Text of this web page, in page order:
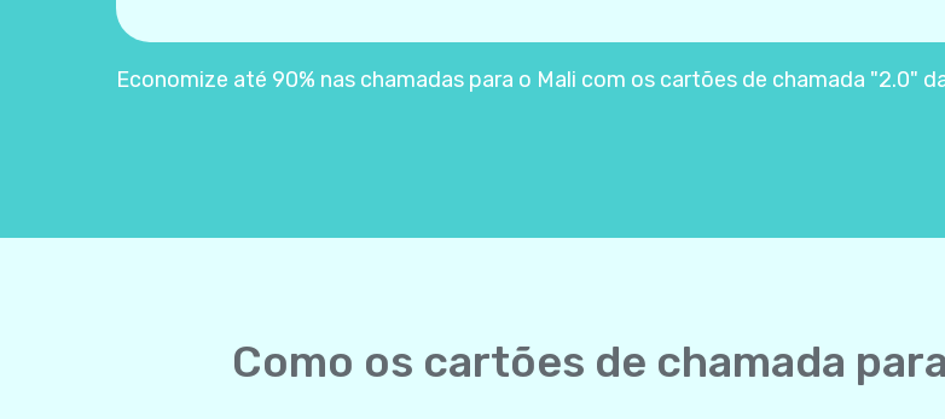
Economize até 90% nas chamadas para o Mali com os cartões de chamada "2.0"
Como os cartões de chamada